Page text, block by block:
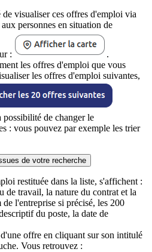
visualiser ces offres d'emploi via
personnes en situation de
:
.
les offres d'emploi que vous
les offres d'emploi suivantes,
possibilité de changer le
: vous pouvez par exemple les trier
de votre recherche
restituée dans la liste, s'affichent :
de travail, la nature du contrat et la
l'entreprise si précisé, les 200
du poste, la date de
offre en cliquant sur son intitulé
Vous retrouvez :